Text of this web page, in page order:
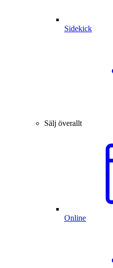
Sidekick
Sälj överallt
Online